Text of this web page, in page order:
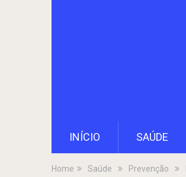
INÍCIO SAÚDE
Home Saúde Prevenção